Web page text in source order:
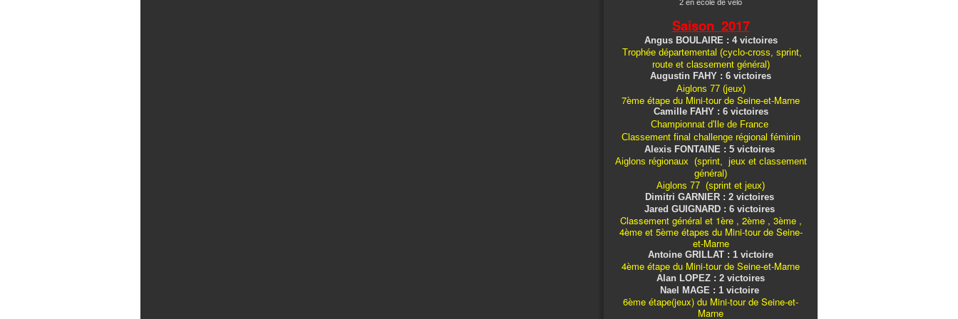
2 en école de vélo
Saison 2017
Angus BOULAIRE : 4 victoires
Trophée départemental (cyclo-cross, sprint,
route et classement général)
Augustin FAHY : 6 victoires
Aiglons 77 (jeux)
7ème étape du Mini-tour de Seine-et-Marne
Camille FAHY : 6 victoires
Championnat d'Ile de France
Classement final challenge régional féminin
Alexis FONTAINE : 5 victoires
Aiglons régionaux (sprint, jeux et classement
général)
Aiglons 77 (sprint et jeux)
Dimitri GARNIER : 2 victoires
Jared GUIGNARD : 6 victoires
Classement général et 1ère , 2ème , 3ème ,
4ème et 5ème étapes du Mini-tour de Seine-
et-Marne
Antoine GRILLAT : 1 victoire
4ème étape du Mini-tour de Seine-et-Marne
Alan LOPEZ : 2 victoires
Nael MAGE : 1 victoire
6ème étape(jeux) du Mini-tour de Seine-et-
Marne